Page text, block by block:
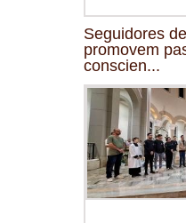
Seguidores
promovem
conscien...